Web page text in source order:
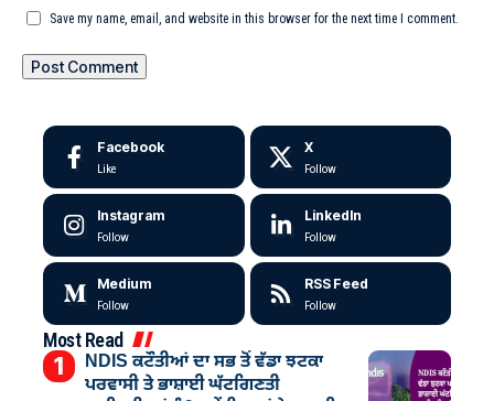
Save my name, email, and website in this browser for the next time I comment.
Facebook
Like
X
Follow
Instagram
Follow
LinkedIn
Follow
Medium
Follow
RSS Feed
Follow
Most Read
NDIS ਕਟੌਤੀਆਂ ਦਾ ਸਭ ਤੋਂ ਵੱਡਾ ਝਟਕਾ
ਪਰਵਾਸੀ ਤੇ ਭਾਸ਼ਾਈ ਘੱਟਗਿਣਤੀ